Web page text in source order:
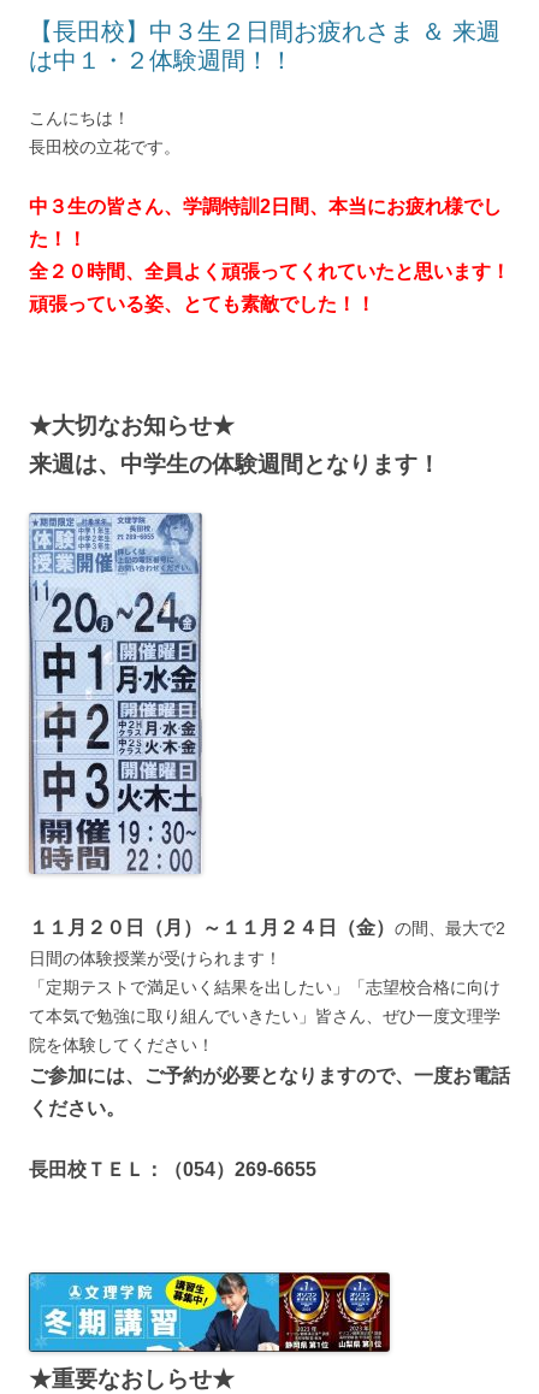
【長田校】中３生２日間お疲れさま ＆ 来週
は中１・２体験週間！！
こんにちは！
長田校の立花です。
中３生の皆さん、学調特訓2日間、本当にお疲れ様でし
た！！
全２０時間、全員よく頑張ってくれていたと思います！
頑張っている姿、とても素敵でした！！
★大切なお知らせ★
来週は、中学生の体験週間となります！
１１月２０日（月）～１１月２４日（金） の間、最大で2
日間の体験授業が受けられます！
「定期テストで満足いく結果を出したい」「志望校合格に向け
て本気で勉強に取り組んでいきたい」皆さん、ぜひ一度文理学
院を体験してください！
ご参加には、ご予約が必要となりますので、一度お電話
ください。
長田校ＴＥＬ：（054）269-6655
★重要なおしらせ★